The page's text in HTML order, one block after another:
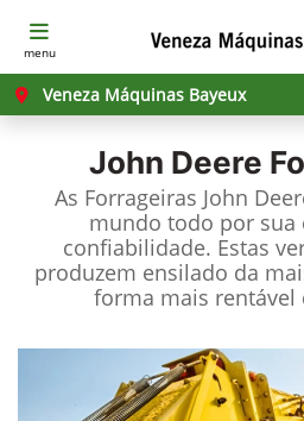
menu
Veneza Máquinas Bayeux
John Deere
As Forrageiras John
mundo todo por sua
confiabilidade. Estas
produzem ensilado da
forma mais rentável